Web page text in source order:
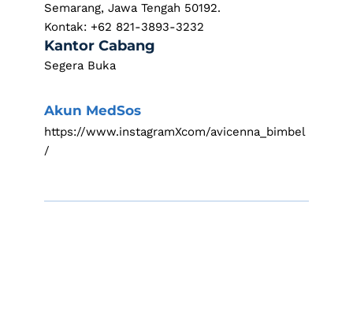
Semarang, Jawa Tengah 50192.
Kontak: +62 821-3893-3232
Kantor Cabang
Segera Buka
Akun MedSos
https://www.instagramXcom/avicenna_bimbel
/